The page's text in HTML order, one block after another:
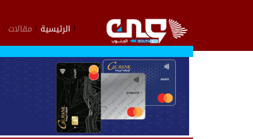
الرئيسية مقالات